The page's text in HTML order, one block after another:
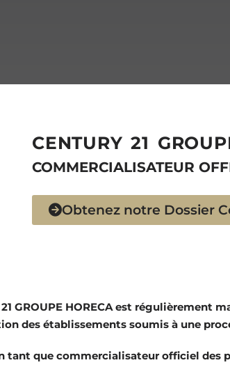
CENTURY 21
COMMERCIALISATEUR
Obtenez notre Dossier
GROUPE HORECA est régulièrement
des établissements soumis à une
tant que commercialisateur officiel des